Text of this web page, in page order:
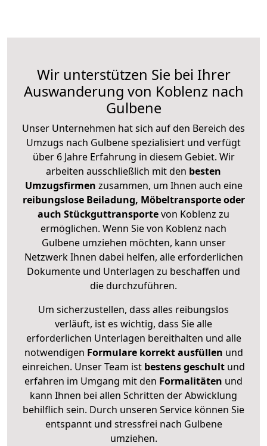
Wir unterstützen Sie bei Ihrer
Auswanderung von Koblenz nach
Gulbene
Unser Unternehmen hat sich auf den Bereich des
Umzugs nach Gulbene spezialisiert und verfügt
über 6 Jahre Erfahrung in diesem Gebiet. Wir
arbeiten ausschließlich mit den besten
Umzugsfirmen zusammen, um Ihnen auch eine
reibungslose Beiladung, Möbeltransporte oder
auch Stückguttransportevon Koblenz zu
ermöglichen. Wenn Sie von Koblenz nach
Gulbene umziehen möchten, kann unser
Netzwerk Ihnen dabei helfen, alle erforderlichen
Dokumente und Unterlagen zu beschaffen und
die durchzuführen.
Um sicherzustellen, dass alles reibungslos
verläuft, ist es wichtig, dass Sie alle
erforderlichen Unterlagen bereithalten und alle
notwendigen Formulare korrekt ausfüllen und
einreichen. Unser Team ist bestens geschult und
erfahren im Umgang mit den Formalitäten und
kann Ihnen bei allen Schritten der Abwicklung
behilflich sein. Durch unseren Service können Sie
entspannt und stressfrei nach Gulbene
umziehen.